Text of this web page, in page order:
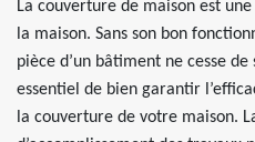
La couverture de maison est
la maison. Sans son bon
pièce d’un bâtiment ne cesse
essentiel de bien garantir
la couverture de votre maison.